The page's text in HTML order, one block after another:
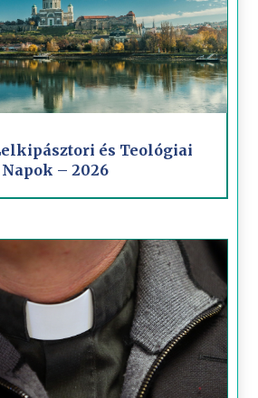
és Teológiai
Napok – 2026